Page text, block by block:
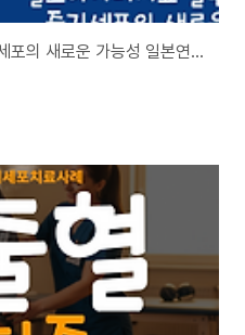
알츠하이머 치매 치료 골수줄기세포의 새로운 가능성 일본연구심층분석